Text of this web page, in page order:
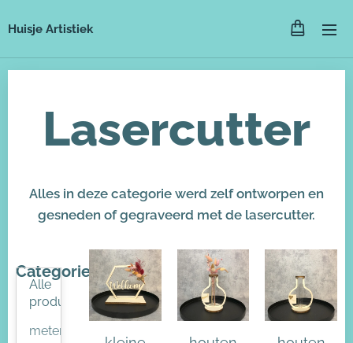
Huisje Artistiek
Lasercutter
Alles in deze categorie werd zelf ontworpen en
gesneden of gegraveerd met de lasercutter.
Categorieën
Alle
producten
meter/peter